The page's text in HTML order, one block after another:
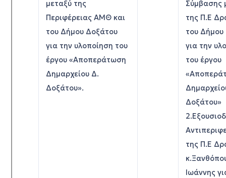
μεταξύ της
Περιφέρειας ΑΜΘ και
του Δήμου Δοξάτου
για την υλοποίηση του
έργου «Αποπεράτωση
Δημαρχείου Δ.
Δοξάτου».
Σύμβασης
της Π.Ε
του
για την
του έργου
Δοξάτου»
της Π.Ε
Ιωάννης